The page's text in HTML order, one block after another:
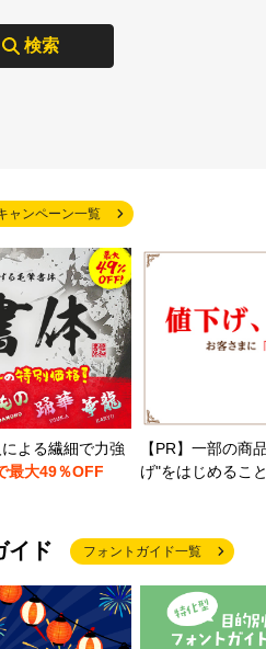
検索
ャンペーン一覧
よる繊細で力強
最大49％OFF
【PR】一部の商
げ"をはじめるこ
イド フォントガイド一覧